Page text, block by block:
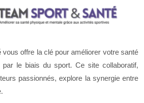
vous offre la clé pour améliorer votre santé
par le biais du sport. Ce site collaboratif,
passionnés, explore la synergie entre